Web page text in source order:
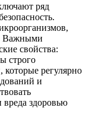
ряд
Важными
свойства:
строго
регулярно
и
здоровью